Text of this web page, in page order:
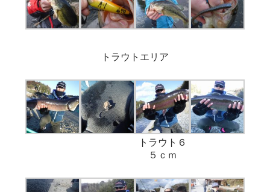
トラウトエリア
トラウト６
５ｃｍ